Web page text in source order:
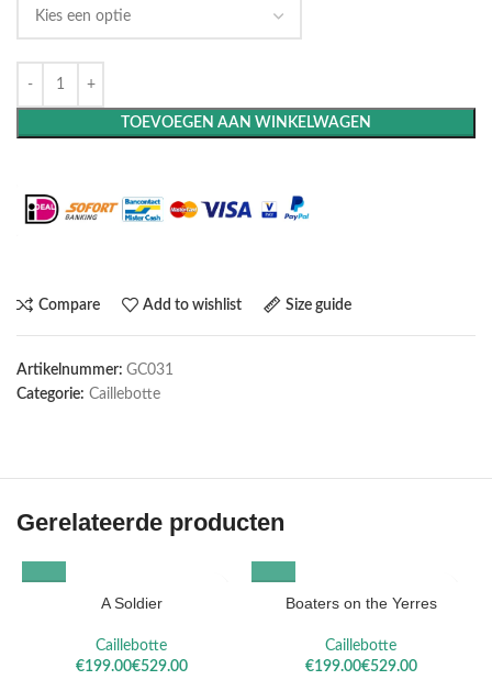
TOEVOEGEN AAN WINKELWAGEN
Compare Add to wishlist Size guide
Artikelnummer: GC031
Categorie: Caillebotte
Gerelateerde producten
A Soldier
Caillebotte
€
€
Boaters on the Yerres
Caillebotte
€
€